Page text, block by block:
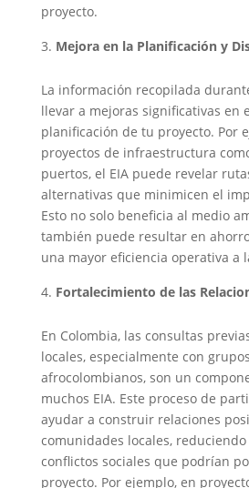
proyecto.
Mejora en la Planificación y
La información recopilada
llevar a mejoras significativas en
planificación de tu proyecto. Por
proyectos de infraestructura
puertos, el EIA puede revelar
alternativas que minimicen el
Esto no solo beneficia al medio
también puede resultar en
una mayor eficiencia operativa a
Fortalecimiento de las
En Colombia, las consultas
locales, especialmente con
afrocolombianos, son un
muchos EIA. Este proceso de
ayudar a construir relaciones
comunidades locales,
conflictos sociales que podrían
proyecto. Por ejemplo, en